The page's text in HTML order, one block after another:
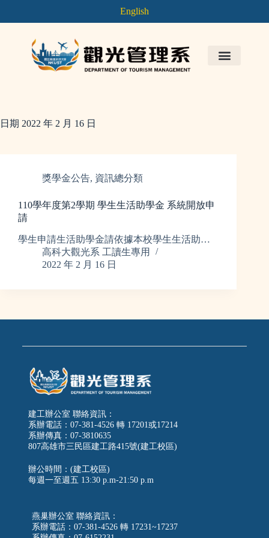
English
日期 2022 年 2 月 16 日
獎學金公告, 資訊總分類
110學年度第2學期 學生生活助學金 系統開放申
請
學生申請生活助學金請依據本校學生生活助…
高科大觀光系 工讀生專用
2022 年 2 月 16 日
建工辦公室 聯絡資訊：
系辦電話：07-381-4526 轉 17201或17214
系辦傳真：07-3810635
807高雄市三民區建工路415號(建工校區)
辦公時間：(建工校區)
每週一至週五 13:30 p.m-21:50 p.m
燕巢辦公室 聯絡資訊：
系辦電話：07-381-4526 轉 17231~17237